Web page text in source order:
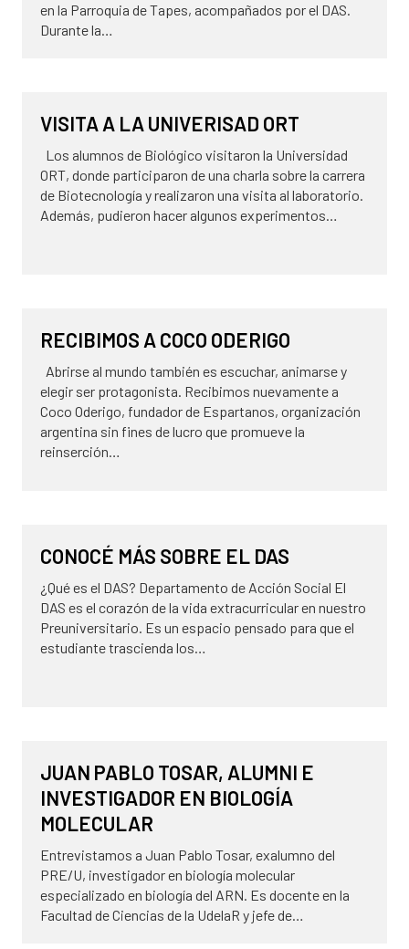
en la Parroquia de Tapes, acompañados por el DAS.
Durante la…
VISITA A LA UNIVERISAD ORT
Los alumnos de Biológico visitaron la Universidad
ORT, donde participaron de una charla sobre la carrera
de Biotecnología y realizaron una visita al laboratorio.
Además, pudieron hacer algunos experimentos…
RECIBIMOS A COCO ODERIGO
Abrirse al mundo también es escuchar, animarse y
elegir ser protagonista. Recibimos nuevamente a
Coco Oderigo, fundador de Espartanos, organización
argentina sin fines de lucro que promueve la
reinserción…
CONOCÉ MÁS SOBRE EL DAS
¿Qué es el DAS? Departamento de Acción Social El
DAS es el corazón de la vida extracurricular en nuestro
Preuniversitario. Es un espacio pensado para que el
estudiante trascienda los…
JUAN PABLO TOSAR, ALUMNI E
INVESTIGADOR EN BIOLOGÍA
MOLECULAR
Entrevistamos a Juan Pablo Tosar, exalumno del
PRE/U, investigador en biología molecular
especializado en biología del ARN. Es docente en la
Facultad de Ciencias de la UdelaR y jefe de…